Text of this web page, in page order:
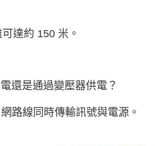
達約 150 米。
還是通過變壓器供電？
路線同時傳輸訊號與電源。